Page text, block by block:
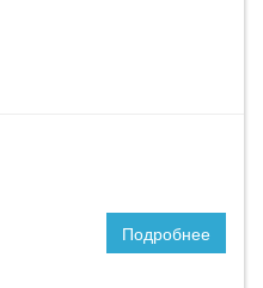
Подробнее